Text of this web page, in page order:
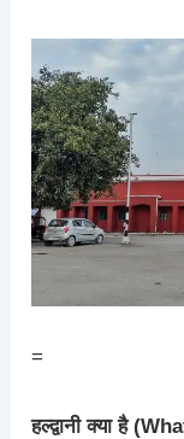
=
हल्द्वानी क्या है